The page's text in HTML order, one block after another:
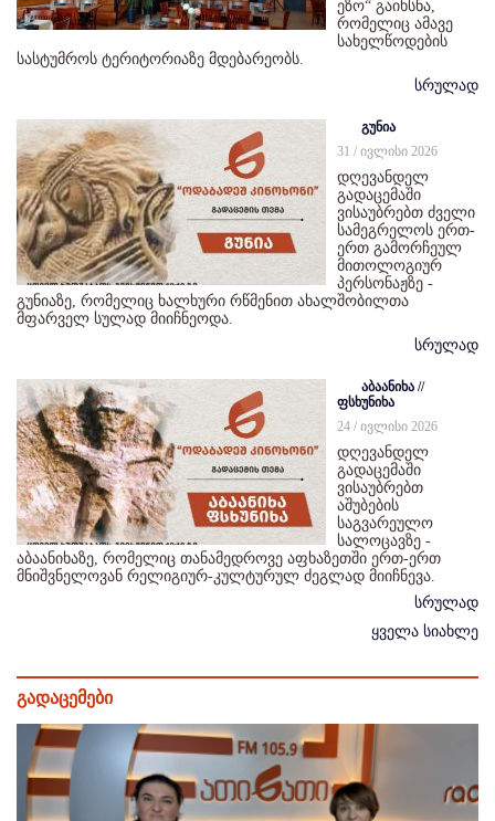
ეზო“ გაიხსნა,
რომელიც ამავე
სახელწოდების
სასტუმროს ტერიტორიაზე მდებარეობს.
სრულად
გუნია
31 / ივლისი 2026
დღევანდელ
გადაცემაში
ვისაუბრებთ ძველი
სამეგრელოს ერთ-
ერთ გამორჩეულ
მითოლოგიურ
პერსონაჟზე -
გუნიაზე, რომელიც ხალხური რწმენით ახალშობილთა
მფარველ სულად მიიჩნეოდა.
სრულად
აბაანიხა //
ფსხუნიხა
24 / ივლისი 2026
დღევანდელ
გადაცემაში
ვისაუბრებთ
აშუბების
საგვარეულო
სალოცავზე -
აბაანიხაზე, რომელიც თანამედროვე აფხაზეთში ერთ-ერთ
მნიშვნელოვან რელიგიურ-კულტურულ ძეგლად მიიჩნევა.
სრულად
ყველა სიახლე
გადაცემები